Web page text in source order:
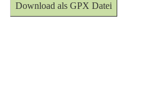
Download als GPX Datei